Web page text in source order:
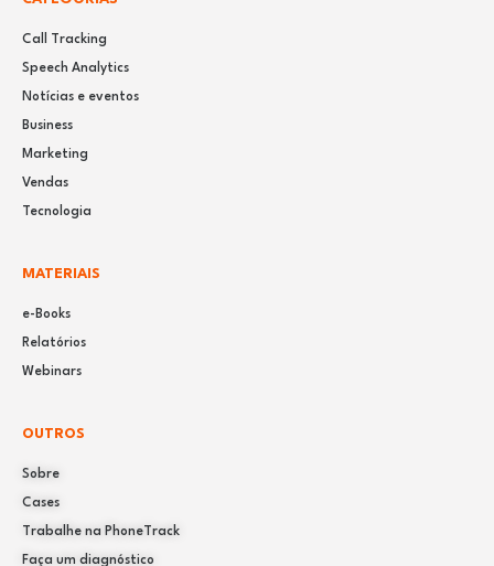
Call Tracking
Speech Analytics
Notícias e eventos
Business
Marketing
Vendas
Tecnologia
MATERIAIS
e-Books
Relatórios
Webinars
OUTROS
Sobre
Cases
Trabalhe na PhoneTrack
Faça um diagnóstico